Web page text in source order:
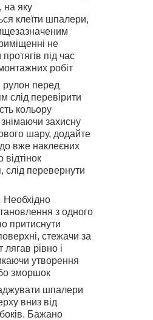
на яку
клеїти шпалери,
не
під час
робіт
рулон перед
слід перевірити
кольору
знімаючи захисну
шару, додайте
вже наклеєних
слід перевернути
Необхідно
з одного
притиснути
стежачи за
рівно і
утворення
зморшок
шпалери
вниз від
Бажано